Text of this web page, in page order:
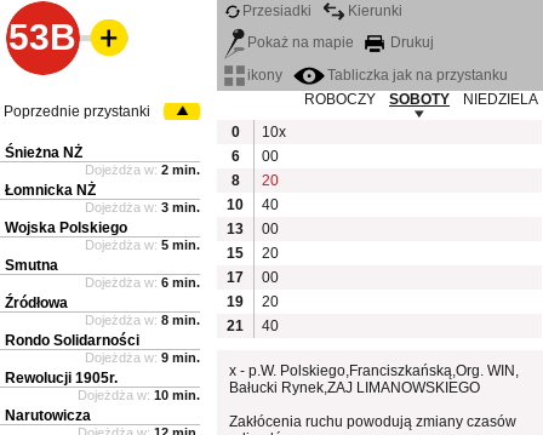
53B
Przesiadki
Kierunki
Pokaż na mapie
Drukuj
ikony
Tabliczka jak na przystanku
ROBOCZY
SOBOTY
NIEDZIELA
0
10x
6
00
8
20
10
40
13
00
15
20
17
00
19
20
21
40
x - p.W. Polskiego,Franciszkańską,Org. WIN,
Bałucki Rynek,ZAJ LIMANOWSKIEGO
Zakłócenia ruchu powodują zmiany czasów
Poprzednie przystanki
Śnieżna NŻ
Dojeżdża w: 2 min.
Łomnicka NŻ
Dojeżdża w: 3 min.
Wojska Polskiego
Dojeżdża w: 5 min.
Smutna
Dojeżdża w: 6 min.
Źródłowa
Dojeżdża w: 8 min.
Rondo Solidarności
Dojeżdża w: 9 min.
Rewolucji 1905r.
Dojeżdża w: 10 min.
Narutowicza